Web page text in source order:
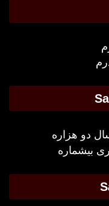
دو هزاره
بیشماره